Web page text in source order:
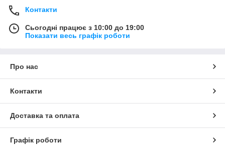
Контакти
Сьогодні працює з 10:00 до 19:00
Показати весь графік роботи
Про нас
Контакти
Доставка та оплата
Графік роботи